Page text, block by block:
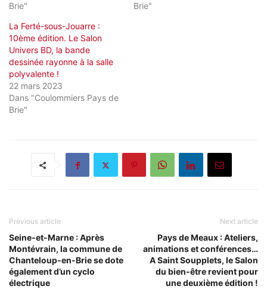
Brie"
Brie"
La Ferté-sous-Jouarre :
10ème édition. Le Salon
Univers BD, la bande
dessinée rayonne à la salle
polyvalente !
22 mars 2023
Dans "Coulommiers Pays de
Brie"
Previous article
Seine-et-Marne : Après
Montévrain, la commune de
Chanteloup-en-Brie se dote
également d’un cyclo
électrique
Next article
Pays de Meaux : Ateliers,
animations et conférences…
A Saint Soupplets, le Salon
du bien-être revient pour
une deuxième édition !